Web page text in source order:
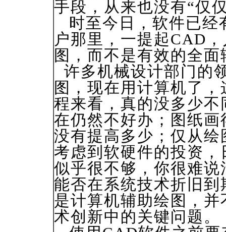
手段，从来也没有“仅
时至今日，软件已经
户那里，一提起CAD
图，而不是有效的全
许多机械设计部门的
图，现在用计算机了
程来看，真的没多少
在仍然不好办；图纸
没有提高多少；仅从
考虑到软硬件的投资
似乎很不够，你很难
能否在系统技术折旧
是计算机辅助绘图，
术创新中的关键问题。